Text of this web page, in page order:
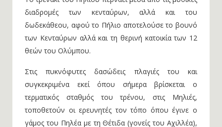
Το τρενάκι του Πηλίου περνάει μέσα από τις μυθικές
διαδρομές των κενταύρων, αλλά και του
δωδεκάθεου, αφού το Πήλιο αποτελούσε το βουνό
των Κενταύρων αλλά και τη θερινή κατοικία των 12
Στις πυκνόφυτες δασώδεις πλαγιές του και
συγκεκριμένα εκεί όπου σήμερα βρίσκεται ο
τερματικός σταθμός του τρένου, στις Μηλιές,
τοποθετούν οι ερευνητές τον τόπο όπου έγινε ο